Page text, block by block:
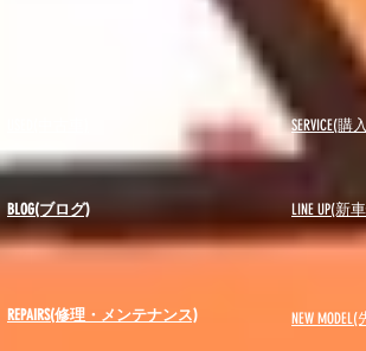
BLOG(ブログ)
SERVICE(
LINE UP(新
REPAIRS(修理・メンテナンス) NEW MODEL(